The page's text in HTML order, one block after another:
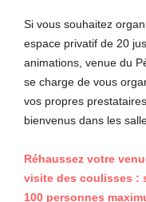
Si vous souhaitez
espace privatif de 20
animations, venue du
se charge de vous
vos propres
bienvenus dans les
Réhaussez votre
visite des coulisses :
100 personnes